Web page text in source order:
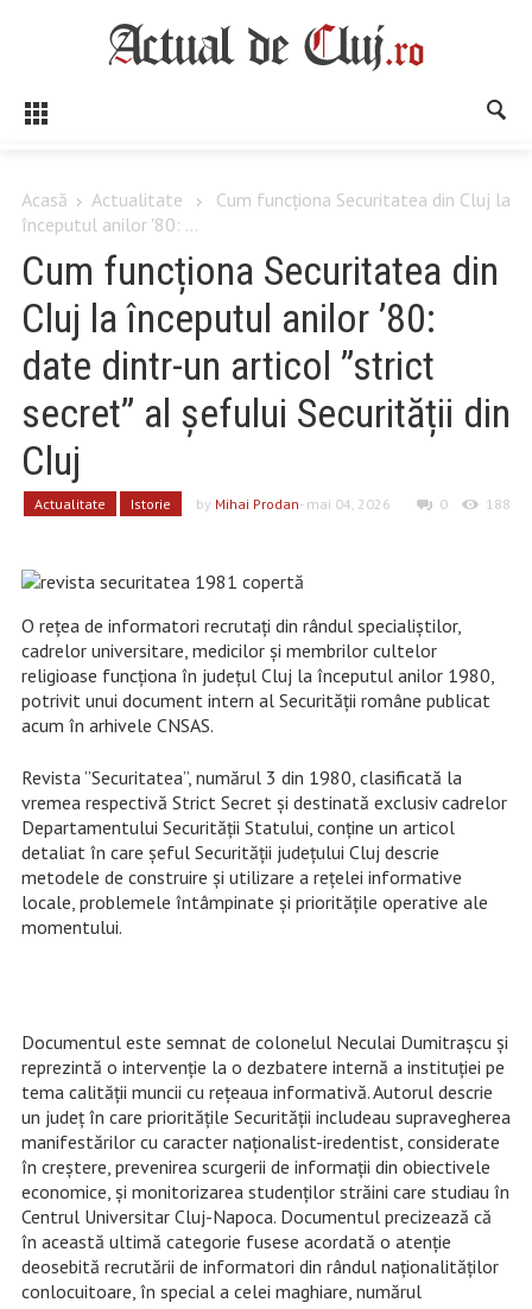
Acasă Actualitate
Cum funcționa Securitatea din Cluj la
începutul anilor '80: ...
Cum funcționa Securitatea din
Cluj la începutul anilor ’80:
date dintr-un articol ”strict
secret” al șefului Securității din
Cluj
Actualitate Istorie by Mihai Prodan- mai 04, 2026 0 188
O rețea de informatori recrutați din rândul specialiștilor,
cadrelor universitare, medicilor și membrilor cultelor
religioase funcționa în județul Cluj la începutul anilor 1980,
potrivit unui document intern al Securității române publicat
acum în arhivele CNSAS.
Revista ”Securitatea”, numărul 3 din 1980, clasificată la
vremea respectivă Strict Secret și destinată exclusiv cadrelor
Departamentului Securității Statului, conține un articol
detaliat în care șeful Securității județului Cluj descrie
metodele de construire și utilizare a rețelei informative
locale, problemele întâmpinate și prioritățile operative ale
momentului.
Documentul este semnat de colonelul Neculai Dumitrașcu și
reprezintă o intervenție la o dezbatere internă a instituției pe
tema calității muncii cu rețeaua informativă. Autorul descrie
un județ în care prioritățile Securității includeau supravegherea
manifestărilor cu caracter naționalist-iredentist, considerate
în creștere, prevenirea scurgerii de informații din obiectivele
economice, și monitorizarea studenților străini care studiau în
Centrul Universitar Cluj-Napoca. Documentul precizează că
în această ultimă categorie fusese acordată o atenție
deosebită recrutării de informatori din rândul naționalităților
conlocuitoare, în special a celei maghiare, numărul